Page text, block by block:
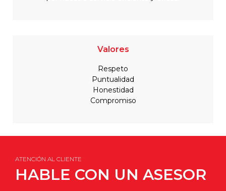
Valores
Respeto
Puntualidad
Honestidad
Compromiso
ATENCIÓN AL CLIENTE
HABLE CON UN ASESOR